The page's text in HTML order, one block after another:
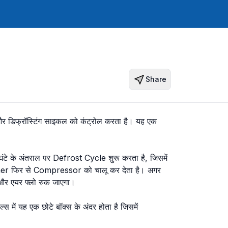
Share
डिफ्रॉस्टिंग साइकल को कंट्रोल करता है। यह एक
घंटे के अंतराल पर Defrost Cycle शुरू करता है, जिसमें
फिर से Compressor को चालू कर देता है। अगर
एयर फ्लो रुक जाएगा।
में यह एक छोटे बॉक्स के अंदर होता है जिसमें